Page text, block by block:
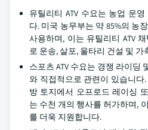
유틸리티 ATV 수요는 농업 운
다. 미국 농무부는 약 85%의 농
사용하며, 이는 유틸리티 ATV
로 운송, 살포, 울타리 건설 및
스포츠 ATV 수요는 경쟁 라이딩
와 직접적으로 관련이 있습니다
방 토지에서 오프로드 레이싱
는 수천 개의 행사를 허가하며,
를 더욱 지원합니다.